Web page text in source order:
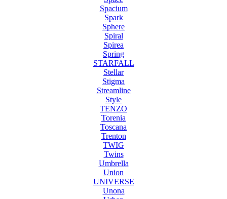
Spacium
Spark
Sphere
Spiral
Spirea
Spring
STARFALL
Stellar
Stigma
Streamline
Style
TENZO
Torenia
Toscana
Trenton
TWIG
Twins
Umbrella
Union
UNIVERSE
Unona